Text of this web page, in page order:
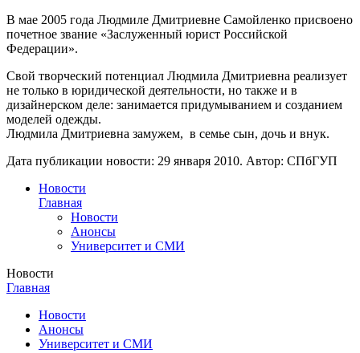
В мае 2005 года Людмиле Дмитриевне Самойленко присвоено
почетное звание «Заслуженный юрист Российской
Федерации».
Свой творческий потенциал Людмила Дмитриевна реализует
не только в юридической деятельности, но также и в
дизайнерском деле: занимается придумыванием и созданием
моделей одежды.
Людмила Дмитриевна замужем, в семье сын, дочь и внук.
Дата публикации новости: 29 января 2010. Автор: СПбГУП
Новости
Главная
Новости
Анонсы
Университет и СМИ
Новости
Главная
Новости
Анонсы
Университет и СМИ